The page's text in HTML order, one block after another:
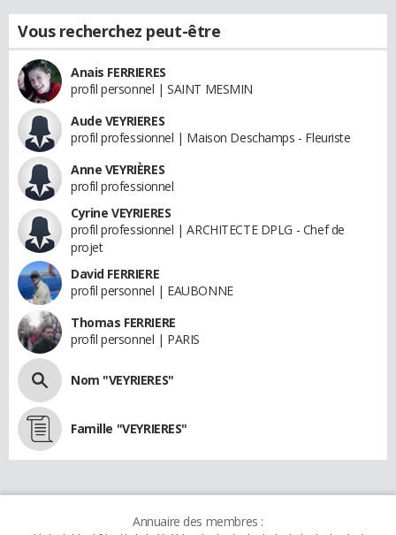
Vous recherchez peut-être
Anais FERRIERES
profil personnel | SAINT MESMIN
Aude VEYRIERES
profil professionnel | Maison Deschamps - Fleuriste
Anne VEYRIÈRES
profil professionnel
Cyrine VEYRIERES
profil professionnel | ARCHITECTE DPLG - Chef de
projet
David FERRIERE
profil personnel | EAUBONNE
Thomas FERRIERE
profil personnel | PARIS
Nom "VEYRIERES"
Famille "VEYRIERES"
Annuaire des membres :